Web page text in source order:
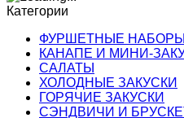
Категории
ФУРШЕТНЫЕ НАБОРЫ
КАНАПЕ И МИНИ-
САЛАТЫ
ХОЛОДНЫЕ ЗАКУСКИ
ГОРЯЧИЕ ЗАКУСКИ
СЭНДВИЧИ И